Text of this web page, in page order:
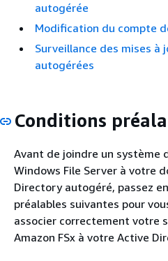
autogérée
Modification du compte
Surveillance des mises à
autogérées
Conditions
Avant de joindre un système
Windows File Server à votre
Directory autogéré, passez
préalables suivantes pour
associer correctement votre
Amazon FSx à votre Active